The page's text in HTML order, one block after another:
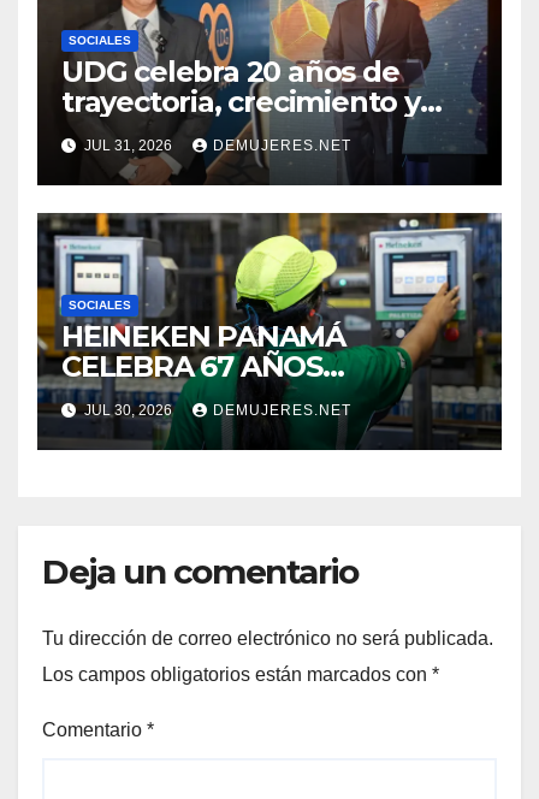
SOCIALES
UDG celebra 20 años de
trayectoria, crecimiento y
compromiso con Panamá
JUL 31, 2026 DEMUJERES.NET
SOCIALES
HEINEKEN PANAMÁ
CELEBRA 67 AÑOS
IMPULSANDO EL
CRECIMIENTO DE LA
INDUSTRIA CERVECERA Y
JUL 30, 2026 DEMUJERES.NET
Deja un comentario
Tu dirección de correo electrónico no será publicada.
Los campos obligatorios están marcados con *
Comentario *